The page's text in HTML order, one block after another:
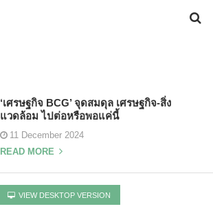
‘เศรษฐกิจ BCG’ จุดสมดุล เศรษฐกิจ-สิ่ง
แวดล้อม ไปต่อหรือพอแค่นี้
11 December 2024
READ MORE
VIEW DESKTOP VERSION